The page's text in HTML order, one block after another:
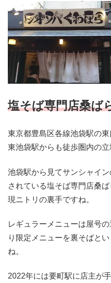
塩そば専門店桑ば
東京都豊島区各線池袋駅の
東池袋駅からも徒歩圏内の立
池袋駅から見てサンシャイ
されている塩そば専門店桑
現ニトリの裏手ですね。
レギュラーメニューは屋号
り限定メニューを裏そばと
ね。
2022年には要町駅に店主が